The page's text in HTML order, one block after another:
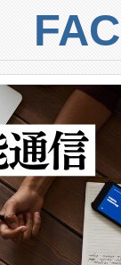
のAI
転、
を監視
トルに
ーゲッ
は
ート
き、
でき
オプシ